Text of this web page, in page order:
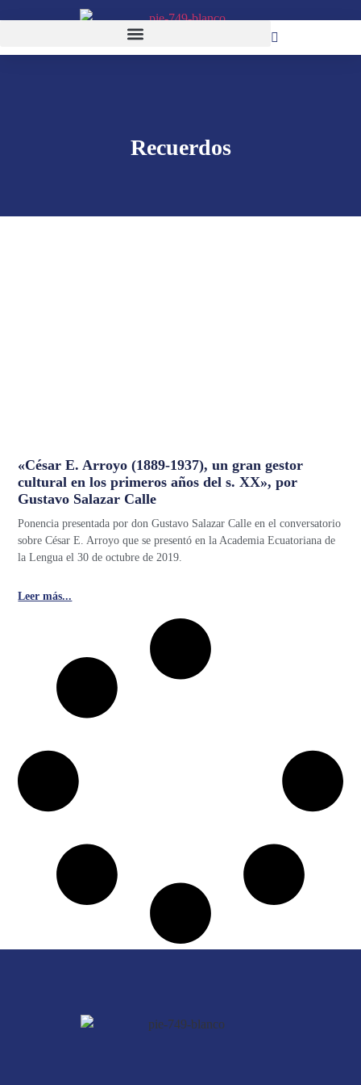
Recuerdos
«César E. Arroyo (1889-1937), un gran gestor
cultural en los primeros años del s. XX», por
Gustavo Salazar Calle
Ponencia presentada por don Gustavo Salazar Calle en el conversatorio
sobre César E. Arroyo que se presentó en la Academia Ecuatoriana de
la Lengua el 30 de octubre de 2019.
Leer más...